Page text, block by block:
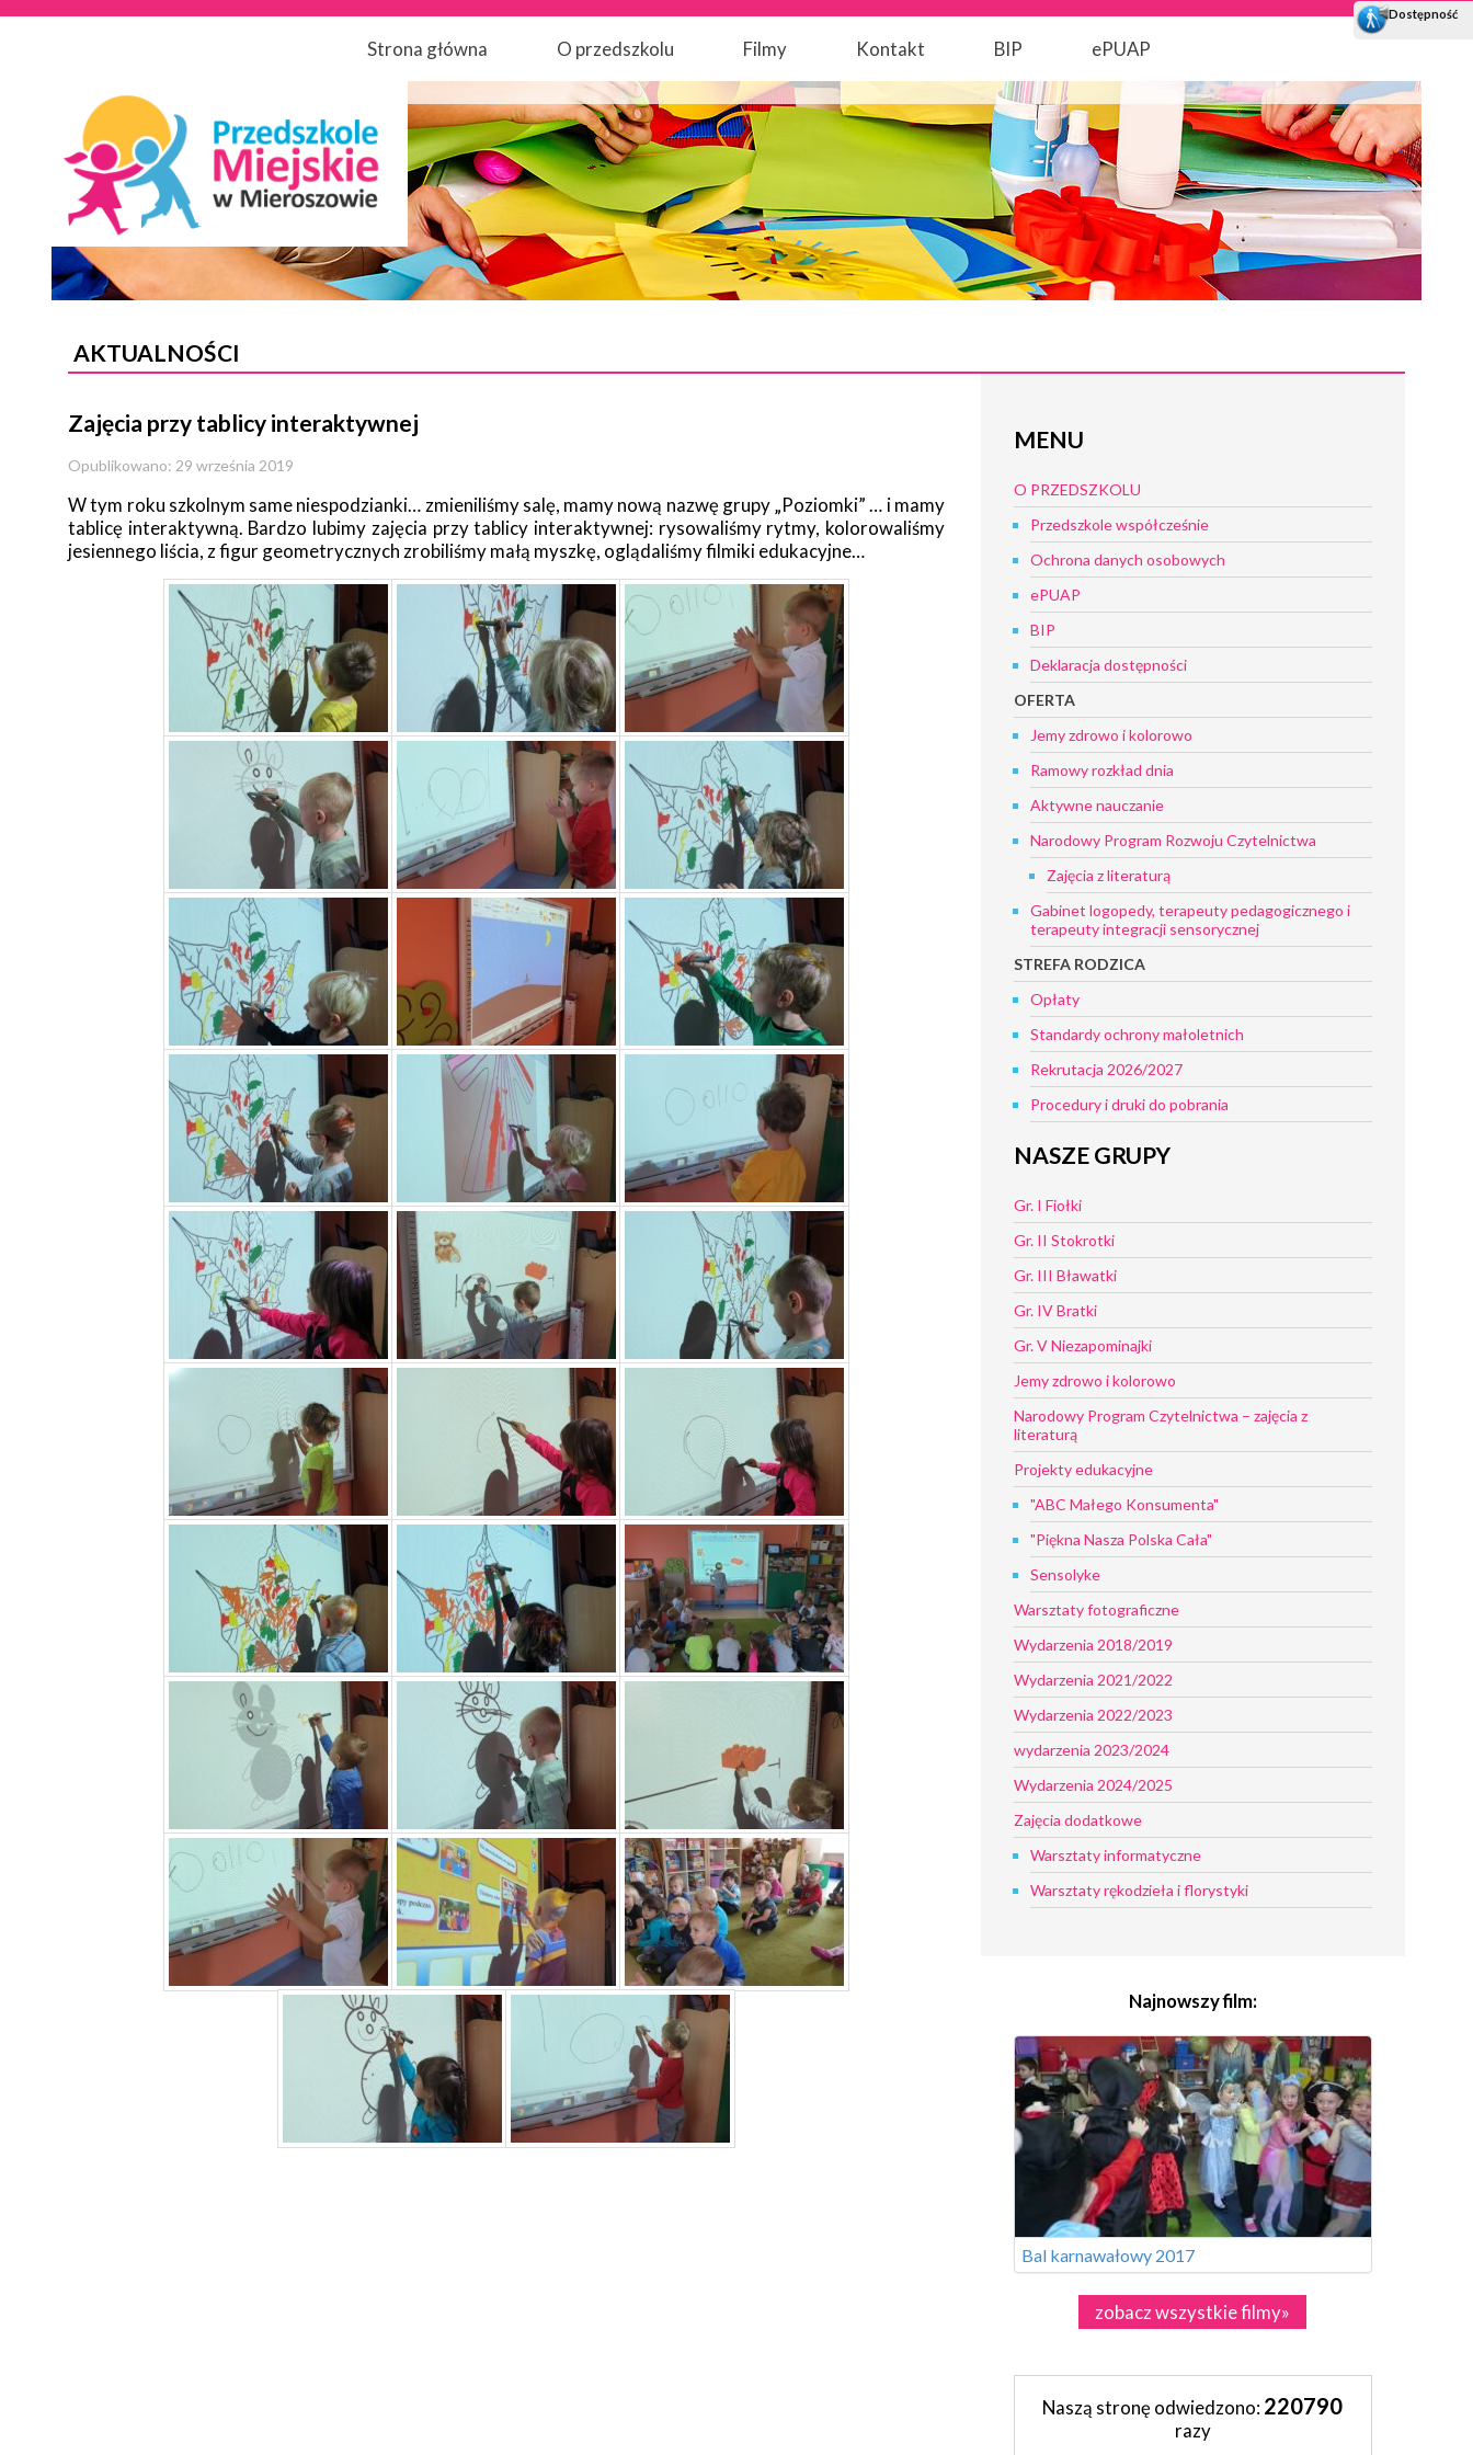
Strona główna O przedszkolu Filmy Kontakt BIP ePUAP
AKTUALNOŚCI
MENU
O PRZEDSZKOLU
Przedszkole współcześnie
Ochrona danych osobowych
ePUAP
BIP
Deklaracja dostępności
OFERTA
Jemy zdrowo i kolorowo
Ramowy rozkład dnia
Aktywne nauczanie
Narodowy Program Rozwoju Czytelnictwa
Zajęcia z literaturą
Gabinet logopedy, terapeuty pedagogicznego i
terapeuty integracji sensorycznej
STREFA RODZICA
Opłaty
Standardy ochrony małoletnich
Rekrutacja 2026/2027
Procedury i druki do pobrania
NASZE GRUPY
Gr. I Fiołki
Gr. II Stokrotki
Gr. III Bławatki
Gr. IV Bratki
Gr. V Niezapominajki
Jemy zdrowo i kolorowo
Narodowy Program Czytelnictwa – zajęcia z
literaturą
Projekty edukacyjne
"ABC Małego Konsumenta"
"Piękna Nasza Polska Cała"
Sensolyke
Warsztaty fotograficzne
Wydarzenia 2018/2019
Wydarzenia 2021/2022
Wydarzenia 2022/2023
wydarzenia 2023/2024
Wydarzenia 2024/2025
Zajęcia dodatkowe
Warsztaty informatyczne
Warsztaty rękodzieła i florystyki
Najnowszy film:
Bal karnawałowy 2017
zobacz wszystkie filmy»
Naszą stronę odwiedzono: 220790
razy
Zajęcia przy tablicy interaktywnej
Opublikowano: 29 września 2019
W tym roku szkolnym same niespodzianki… zmieniliśmy salę, mamy nową nazwę grupy „Poziomki” … i mamy
tablicę interaktywną. Bardzo lubimy zajęcia przy tablicy interaktywnej: rysowaliśmy rytmy, kolorowaliśmy
jesiennego liścia, z figur geometrycznych zrobiliśmy małą myszkę, oglądaliśmy filmiki edukacyjne…